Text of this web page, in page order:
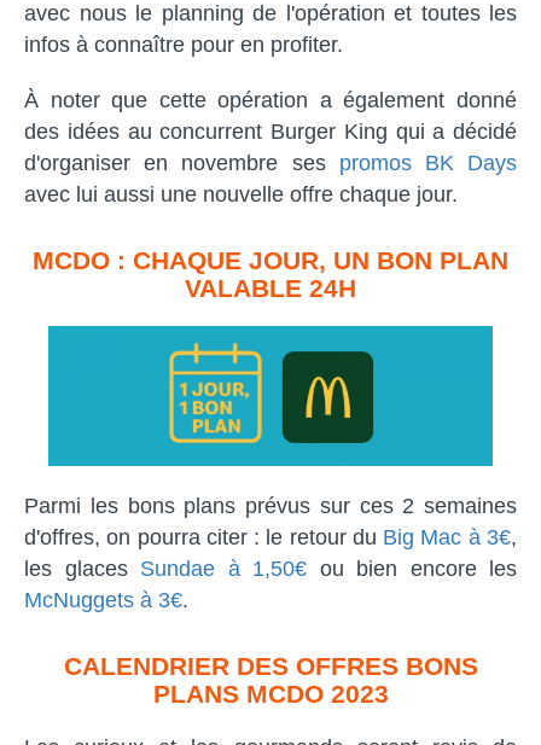
avec nous le planning de l'opération et toutes les
infos à connaître pour en profiter.
À noter que cette opération a également donné
des idées au concurrent Burger King qui a décidé
d'organiser en novembre ses promos BK Days
avec lui aussi une nouvelle offre chaque jour.
MCDO : CHAQUE JOUR, UN BON PLAN
VALABLE 24H
Parmi les bons plans prévus sur ces 2 semaines
d'offres, on pourra citer : le retour du Big Mac à 3€,
les glaces Sundae à 1,50€ ou bien encore les
McNuggets à 3€.
CALENDRIER DES OFFRES BONS
PLANS MCDO 2023